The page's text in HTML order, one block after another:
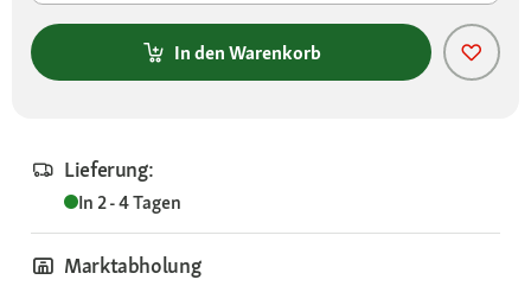
In den Warenkorb
Lieferung:
In 2 - 4 Tagen
Marktabholung